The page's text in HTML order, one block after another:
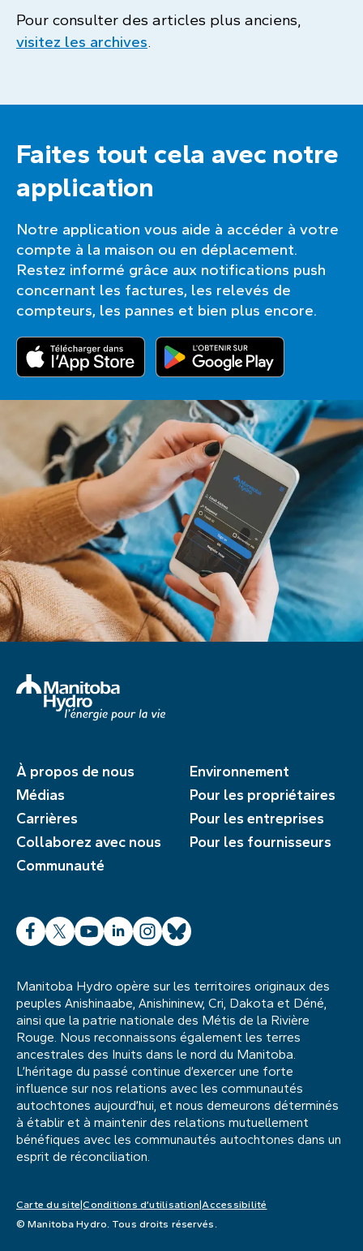
Pour consulter des articles plus anciens,
visitez les archives.
Faites tout cela avec notre
application
Notre application vous aide à accéder à votre
compte à la maison ou en déplacement.
Restez informé grâce aux notifications push
concernant les factures, les relevés de
compteurs, les pannes et bien plus encore.
À propos de nous
Médias
Carrières
Collaborez avec nous
Communauté
Environnement
Pour les propriétaires
Pour les entreprises
Pour les fournisseurs
Facebook
X YouTube
LinkedInInstagram
Bluesky
Manitoba Hydro opère sur les territoires originaux des
peuples Anishinaabe, Anishininew, Cri, Dakota et Déné,
ainsi que la patrie nationale des Métis de la Rivière
Rouge. Nous reconnaissons également les terres
ancestrales des Inuits dans le nord du Manitoba.
L’héritage du passé continue d’exercer une forte
influence sur nos relations avec les communautés
autochtones aujourd’hui, et nous demeurons déterminés
à établir et à maintenir des relations mutuellement
bénéfiques avec les communautés autochtones dans un
esprit de réconciliation.
Carte du site Conditions d’utilisation Accessibilité
© Manitoba Hydro. Tous droits réservés.